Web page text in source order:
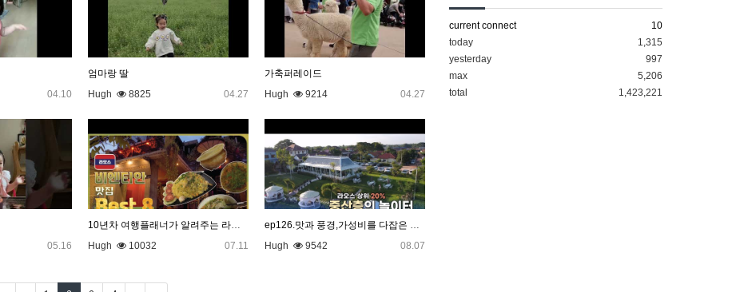
04.10
엄마랑 딸
Hugh
8825 04.27
가축퍼레이드
Hugh
9214 04.27
05.16
Hugh
10032 07.11
Hugh
9542 08.07
current connect
10
today
1,315
yesterday
997
max
5,206
total
1,423,221